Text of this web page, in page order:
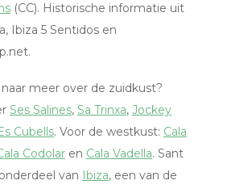
(CC). Historische informatie uit
Ibiza 5 Sentidos en
meer over de zuidkust?
Ses Salines, Sa Trinxa, Jockey
Cubells. Voor de westkust: Cala
Codolar en Cala Vadella. Sant
van Ibiza, een van de